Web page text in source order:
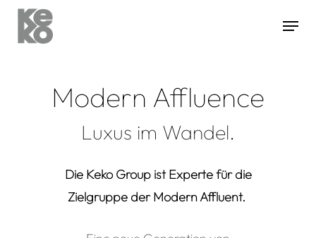
Hit enter to search or ESC to close
Modern Affluence
Luxus im Wandel.
Die KekoGroup istExperte für die
Zielgruppe der Modern Affluent.